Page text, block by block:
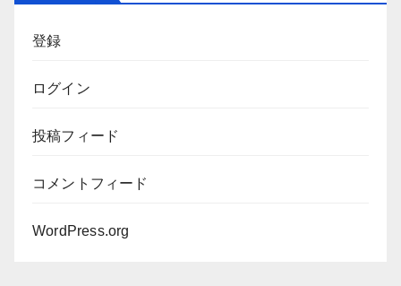
登録
ログイン
投稿フィード
コメントフィード
WordPress.org